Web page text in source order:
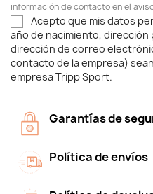
información de contacto en el
Acepto que mis datos
año de nacimiento,
dirección de correo
contacto de la empresa)
empresa Tripp Sport.
Garantías de
Política de envíos